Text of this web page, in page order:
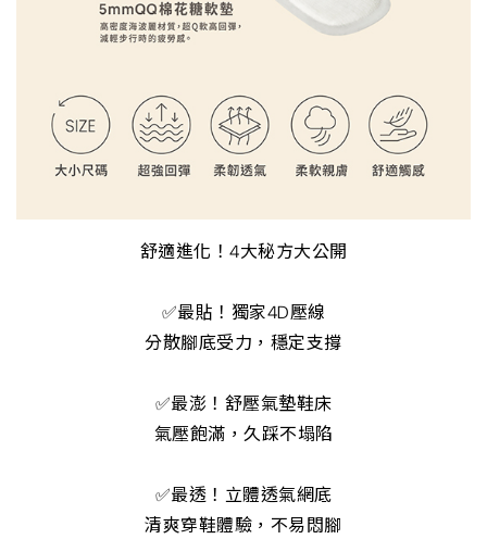
舒適進化！4大秘方大公開
✅最貼！獨家4D壓線
分散腳底受力，穩定支撐
✅最澎！舒壓氣墊鞋床
氣壓飽滿，久踩不塌陷
✅最透！立體透氣網底
清爽穿鞋體驗，不易悶腳